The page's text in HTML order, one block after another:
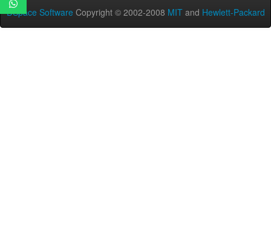
DSpace Software Copyright © 2002-2008 MIT and Hewlett-Packard